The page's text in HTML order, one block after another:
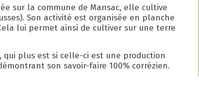
sur la commune de Mansac, elle cultive
Son activité est organisée en planche
lui permet ainsi de cultiver sur une terre
plus est si celle-ci est une production
son savoir-faire 100% corrézien.